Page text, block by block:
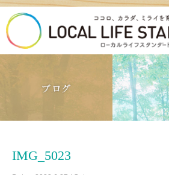
IMG_5023